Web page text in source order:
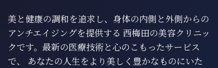
美と健康の調和を追求し、身体の内側と外側からの
アンチエイジングを提供する 西梅田の美容クリニッ
クです。最新の医療技術と心のこもったサービス
で、 あなたの人生をより美しく豊かなものにいた